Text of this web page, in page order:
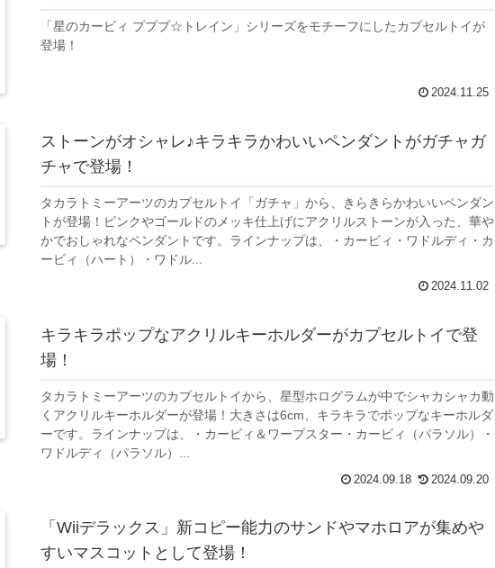
「星のカービィ プププ☆トレイン」シリーズをモチーフにしたカプセルトイが
登場！
2024.11.25
ストーンがオシャレ♪キラキラかわいいペンダントがガチャガ
チャで登場！
タカラトミーアーツのカプセルトイ「ガチャ」から、きらきらかわいいペンダン
トが登場！ピンクやゴールドのメッキ仕上げにアクリルストーンが入った、華や
かでおしゃれなペンダントです。ラインナップは、・カービィ・ワドルディ・カ
ービィ（ハート）・ワドル...
2024.11.02
キラキラポップなアクリルキーホルダーがカプセルトイで登
場！
タカラトミーアーツのカプセルトイから、星型ホログラムが中でシャカシャカ動
くアクリルキーホルダーが登場！大きさは6cm、キラキラでポップなキーホルダ
ーです。ラインナップは、・カービィ＆ワープスター・カービィ（パラソル）・
ワドルディ（パラソル）...
2024.09.18 2024.09.20
「Wiiデラックス」新コピー能力のサンドやマホロアが集めや
すいマスコットとして登場！